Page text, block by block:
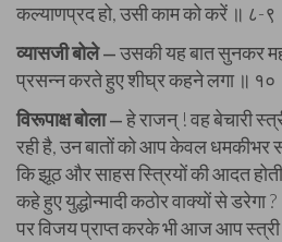
कल्याणप्रद हो, उसी काम को करें ॥ ८-९
व्यासजी बोले— उसकी यह बात सुनकर
प्रसन्न करते हुए शीघ्र कहने लगा ॥ १०
विरूपाक्ष बोला— हे राजन् ! वह बेचारी
रही है, उन बातों को आप केवल
कि झूठ और साहस स्त्रियों की आदत
कहे हुए युद्धोन्मादी कठोर वाक्यों से
पर विजय प्राप्त करके भी आज आप